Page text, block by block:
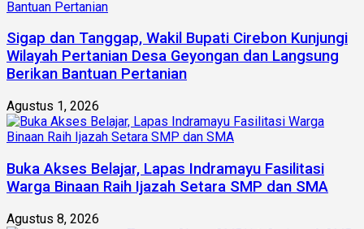
Sigap dan Tanggap, Wakil Bupati Cirebon Kunjungi
Wilayah Pertanian Desa Geyongan dan Langsung
Berikan Bantuan Pertanian
Agustus 1, 2026
Buka Akses Belajar, Lapas Indramayu Fasilitasi
Warga Binaan Raih Ijazah Setara SMP dan SMA
Agustus 8, 2026